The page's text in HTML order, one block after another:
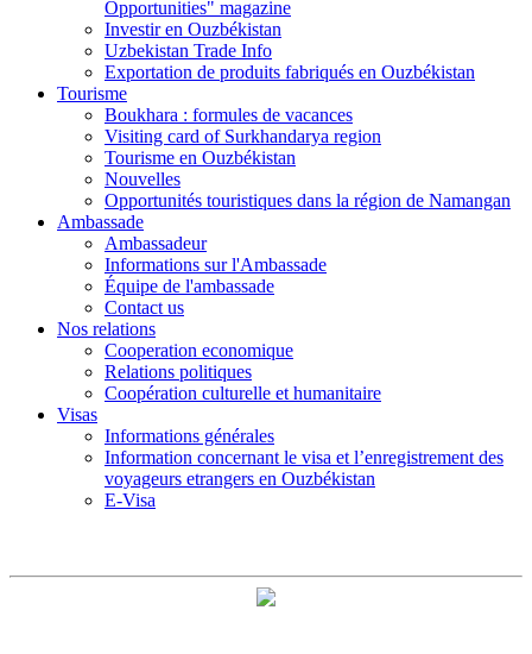
Opportunities" magazine
Investir en Ouzbékistan
Uzbekistan Trade Info
Exportation de produits fabriqués en Ouzbékistan
Tourisme
Boukhara : formules de vacances
Visiting card of Surkhandarya region
Tourisme en Ouzbékistan
Nouvelles
Opportunités touristiques dans la région de Namangan
Ambassade
Ambassadeur
Informations sur l'Ambassade
Équipe de l'ambassade
Contact us
Nos relations
Cooperation economique
Relations politiques
Coopération culturelle et humanitaire
Visas
Informations générales
Information concernant le visa et l’enregistrement des
voyageurs etrangers en Ouzbékistan
E-Visa